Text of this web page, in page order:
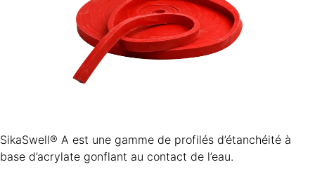
SikaSwell® A est une gamme de profilés d’étanchéité à
base d’acrylate gonflant au contact de l’eau.